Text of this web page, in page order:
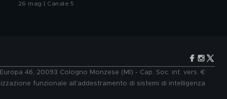
26 mag | Canale 5
46, 20093 Cologno Monzese (MI) - Cap. Soc. int. vers. €
funzionale all'addestramento di sistemi di intelligenza